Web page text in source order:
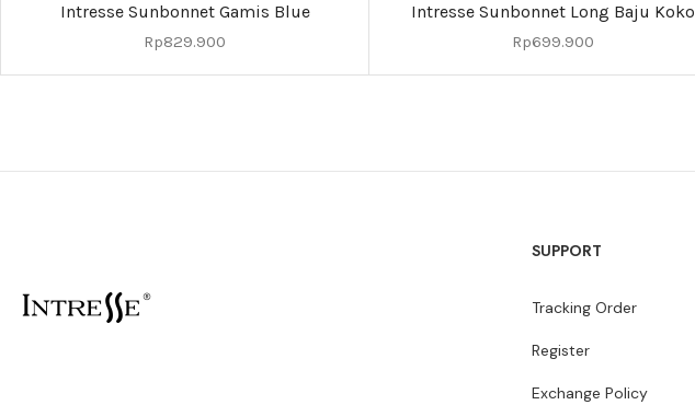
Intresse Sunbonnet Gamis Blue
Rp829.900
Intresse Sunbonnet Long Baju Koko
Rp699.900
SUPPORT
Tracking Order
Register
Exchange Policy